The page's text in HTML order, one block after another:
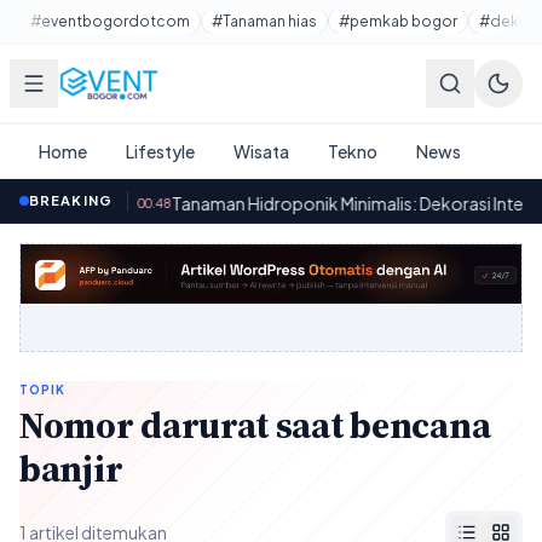
Lewati ke konten utama
#eventbogordotcom #Tanaman hias #pemkab bogor
Home Lifestyle Wisata Tekno News
BREAKING
Bekas· 00.48 Tanaman Hidroponik Minimalis: Dekorasi Interior
TOPIK
Nomor darurat saat bencana
banjir
1 artikel ditemukan